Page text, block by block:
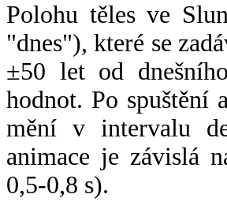
Polohu těles ve
"dnes"), které se
±50 let od
hodnot. Po spuštění
mění v intervalu
animace je závislá
0,5-0,8 s).